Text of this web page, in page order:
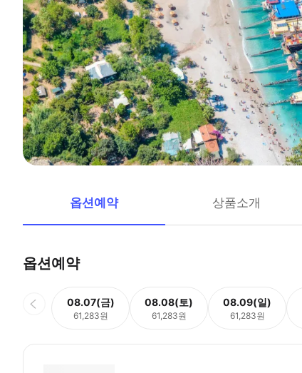
옵션예약 상품소개
옵션예약
08.07(금)
61,283원
08.08(토)
61,283원
08.09(일)
61,283원